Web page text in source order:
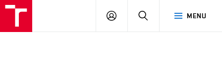
MENU
PŘIHLÁSIT